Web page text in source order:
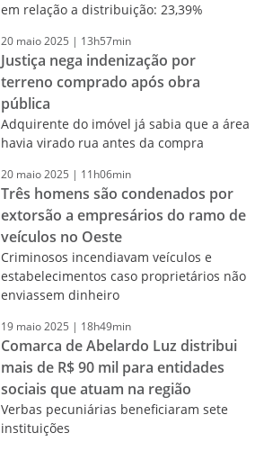
em relação a distribuição: 23,39%
20 maio2025 | 13h57min
Justiça nega indenização por
terreno comprado após obra
pública
Adquirente do imóvel já sabia que a área
havia virado rua antes da compra
20 maio2025 | 11h06min
Três homens são condenados por
extorsão a empresários do ramo de
veículos no Oeste
Criminosos incendiavam veículos e
estabelecimentos caso proprietários não
enviassem dinheiro
19 maio2025 | 18h49min
Comarca de Abelardo Luz distribui
mais de R$ 90 mil para entidades
sociais que atuam na região
Verbas pecuniárias beneficiaram sete
instituições